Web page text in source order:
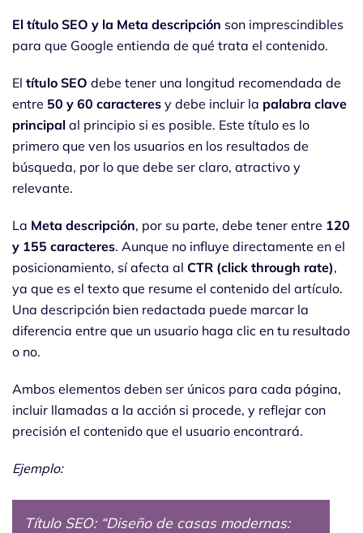
El título SEO y la Meta descripción son imprescindibles
para que Google entienda de qué trata el contenido.
El título SEO debe tener una longitud recomendada de
entre 50 y 60 caracteres y debe incluir la palabra clave
principal al principio si es posible. Este título es lo
primero que ven los usuarios en los resultados de
búsqueda, por lo que debe ser claro, atractivo y
relevante.
La Meta descripción, por su parte, debe tener entre 120
y 155 caracteres. Aunque no influye directamente en el
posicionamiento, sí afecta al CTR (click through rate),
ya que es el texto que resume el contenido del artículo.
Una descripción bien redactada puede marcar la
diferencia entre que un usuario haga clic en tu resultado
o no.
Ambos elementos deben ser únicos para cada página,
incluir llamadas a la acción si procede, y reflejar con
precisión el contenido que el usuario encontrará.
Ejemplo:
Título SEO: “Diseño de casas modernas: